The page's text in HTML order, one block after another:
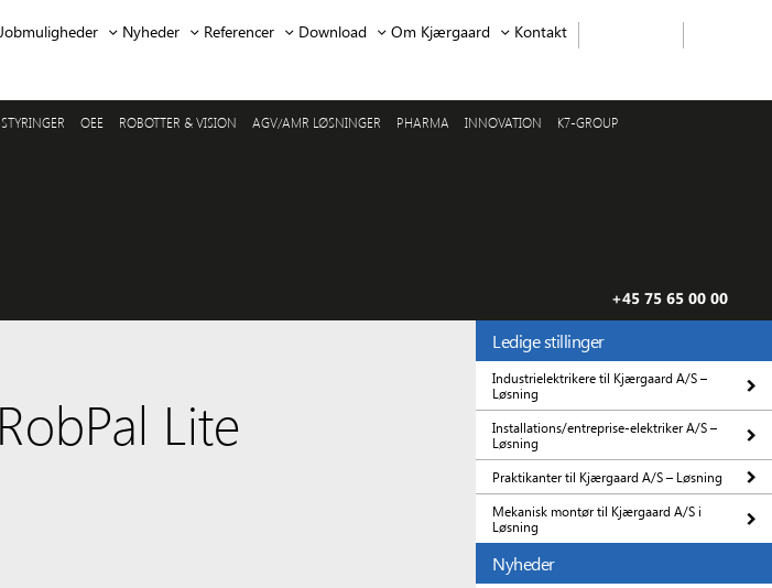
Jobmuligheder Nyheder Referencer Download Om Kjærgaard Kontakt
OEE ROBOTTER & VISION AGV/AMR LØSNINGER PHARMA INNOVATION K7-GROUP
+45 75 65 00 00
Lite
Ledige stillinger
Industrielektrikere til Kjærgaard A/S –
Løsning
Installations/entreprise-elektriker A/S –
Løsning
Praktikanter til Kjærgaard A/S – Løsning
Mekanisk montør til Kjærgaard A/S i
Løsning
Nyheder